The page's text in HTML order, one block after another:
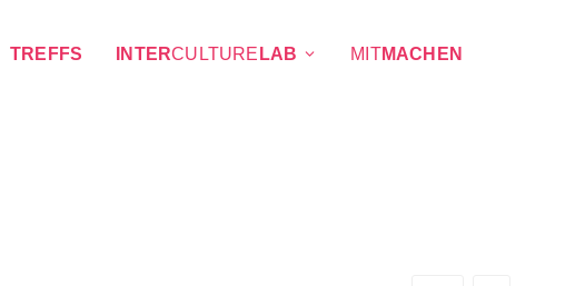
TREFFS INTERCULTURE LAB MITMACHEN